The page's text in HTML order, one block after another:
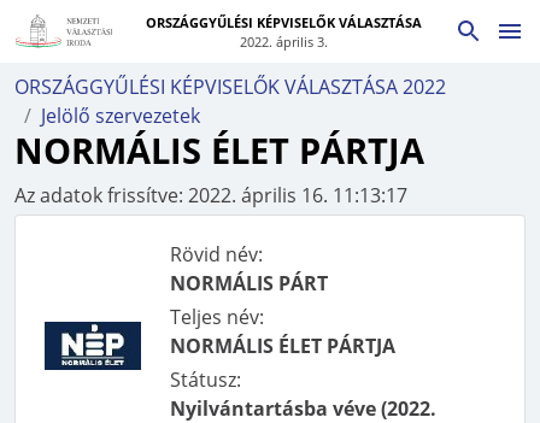
ORSZÁGGYŰLÉSI KÉPVISELŐK VÁLASZTÁSA
2022. április 3.
ORSZÁGGYŰLÉSI KÉPVISELŐK VÁLASZTÁSA 2022
Jelölő szervezetek
NORMÁLIS ÉLET PÁRTJA
Az adatok frissítve: 2022. április 16. 11:13:17
Rövid név:
NORMÁLIS PÁRT
Teljes név:
NORMÁLIS ÉLET PÁRTJA
Státusz:
Nyilvántartásba véve(2022.